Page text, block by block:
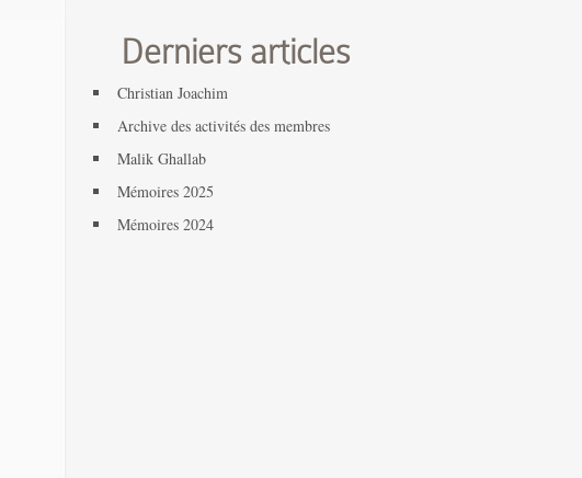
Derniers articles
Christian Joachim
Archive des activités des membres
Malik Ghallab
Mémoires 2025
Mémoires 2024